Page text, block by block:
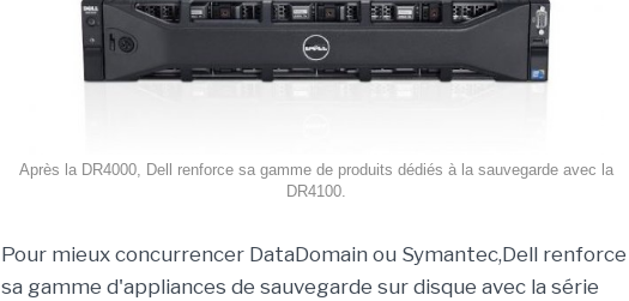
Après la DR4000, Dell renforce sa gamme de produits dédiés à la sauvegarde avec la
DR4100.
Pour mieux concurrencer DataDomain ou Symantec,Dell renforce
sa gamme d'appliances de sauvegarde sur disque avec la série